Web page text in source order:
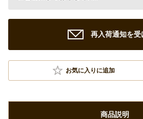
再入荷通知を受
お気に入りに追加
商品説明